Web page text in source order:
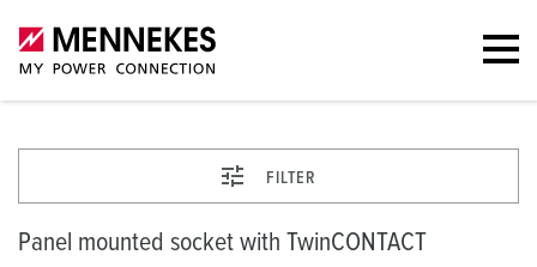
FILTER
Panel mounted socket with TwinCONTACT